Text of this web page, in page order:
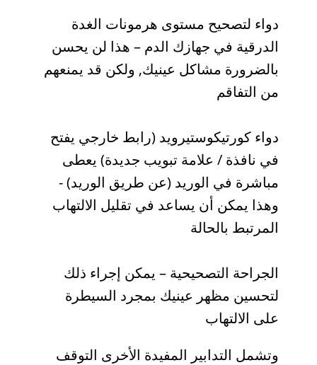
دواء لتصحيح مستوى هرمونات الغدة
الدرقية في جهازك الدم – هذا لن يحسن
بالضرورة مشاكل عينيك, ولكن قد يمنعهم
من التفاقم
دواء كورتيكوستيرويد (رابط خارجي يفتح
في نافذة / علامة تبويب جديدة) يعطى
مباشرة في الوريد (عن طريق الوريد) -
وهذا يمكن أن يساعد في تقليل الالتهاب
المرتبط بالحالة
الجراحة التصحيحية – يمكن إجراء ذلك
لتحسين مظهر عينيك بمجرد السيطرة
على الالتهاب
وتشمل التدابير المفيدة الأخرى التوقف